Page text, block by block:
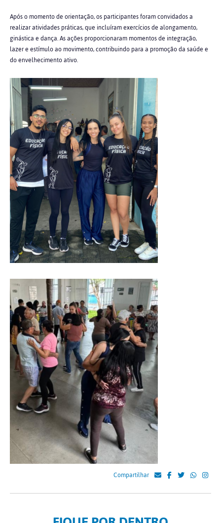
Após o momento de orientação, os participantes foram convidados a
realizar atividades práticas, que incluíram exercícios de alongamento,
ginástica e dança. As ações proporcionaram momentos de integração,
lazer e estímulo ao movimento, contribuindo para a promoção da saúde e
do envelhecimento ativo.
Compartilhar